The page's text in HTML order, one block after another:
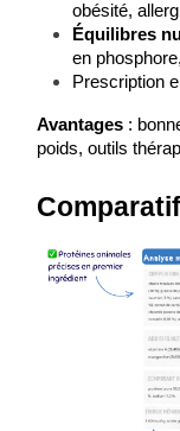
obésité,
Équilibres
en
Prescription
Avantages :
poids, outils